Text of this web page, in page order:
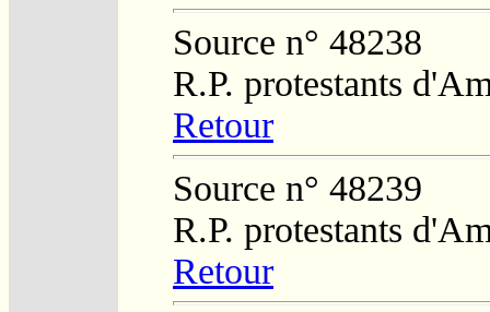
Source n° 48238
R.P. protestants
Retour
Source n° 48239
R.P. protestants
Retour